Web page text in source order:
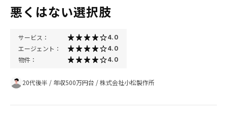
悪くはない選択肢
サービス： 4.0
エージェント： 4.0
物件： 4.0
20代後半 / 年収500万円台 /株式会社小松製作所